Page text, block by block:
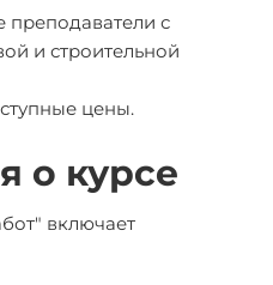
с
и строительной
цены.
о курсе
включает